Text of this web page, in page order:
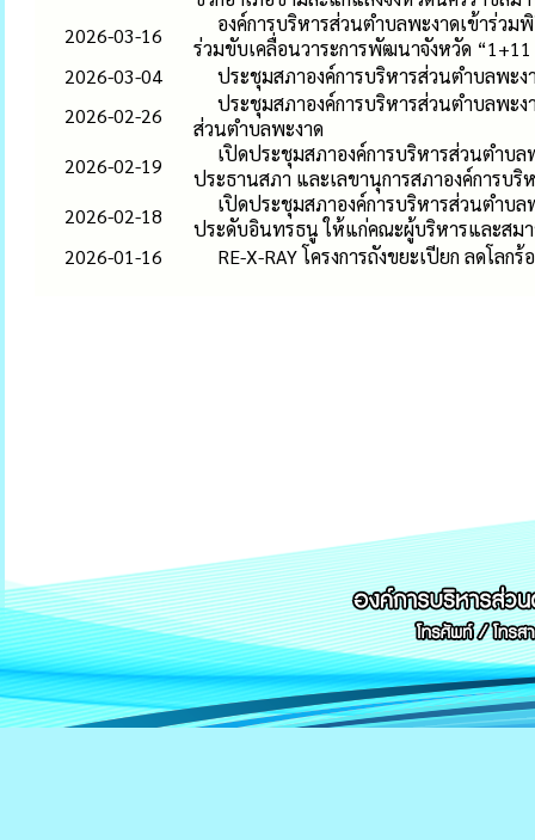
2026-03-16
องค์การบริหารส่วนตำบลพะงาดเข้าร่ว
ร่วมขับเคลื่อนวาระการพัฒนาจังหวัด “1+11
2026-03-04
ประชุมสภาองค์การบริหารส่วนตำบลพะ
2026-02-26
ประชุมสภาองค์การบริหารส่วนตำบลพะ
ส่วนตำบลพะงาด
2026-02-19
เปิดประชุมสภาองค์การบริหารส่วนตำบ
ประธานสภา และเลขานุการสภาองค์การบริ
2026-02-18
เปิดประชุมสภาองค์การบริหารส่วนตำบ
ประดับอินทรธนู ให้แก่คณะผู้บริหารและสม
2026-01-16
RE-X-RAY โครงการถังขยะเปียก ลดโลกร้